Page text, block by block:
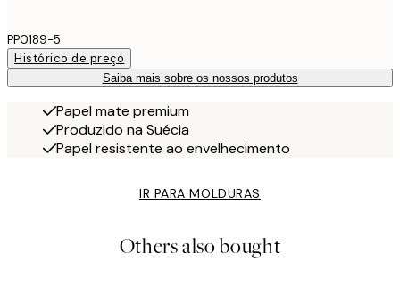
PP0189-5
Histórico de preço
Saiba mais sobre os nossos produtos
Papel mate premium
Produzido na Suécia
Papel resistente ao envelhecimento
IR PARA MOLDURAS
Others also bought